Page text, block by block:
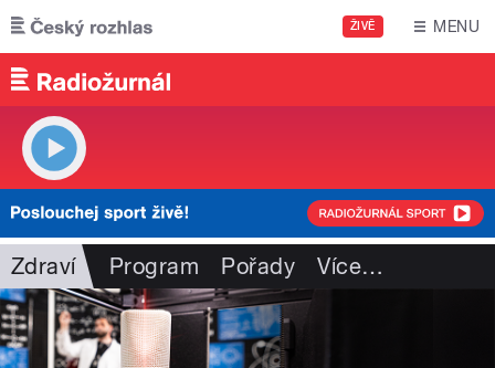
Přejít k hlavnímu obsahu
ŽIVĚ MENU
Zdraví Program Pořady Více…